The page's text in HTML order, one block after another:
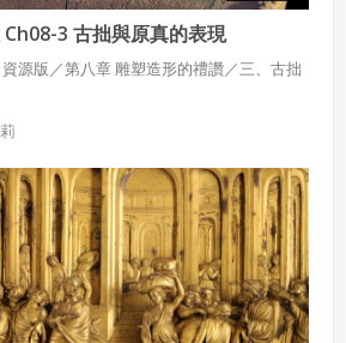
3 古拙與原真的表現
源版／第八章 雕塑造形的禮讚／三、古拙